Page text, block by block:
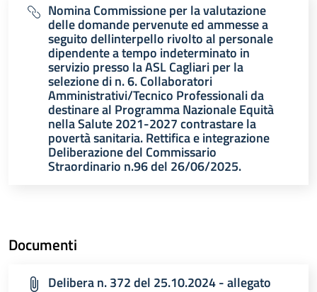
Nomina Commissione per la valutazione
delle domande pervenute ed ammesse a
seguito dellinterpello rivolto al personale
dipendente a tempo indeterminato in
servizio presso la ASL Cagliari per la
selezione di n. 6. Collaboratori
Amministrativi/Tecnico Professionali da
destinare al Programma Nazionale Equità
nella Salute 2021-2027 contrastare la
povertà sanitaria. Rettifica e integrazione
Deliberazione del Commissario
Straordinario n.96 del 26/06/2025.
Documenti
Delibera n. 372 del 25.10.2024 - allegato